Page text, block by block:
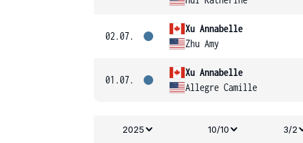
02.07.
Xu Annabelle
Zhu Amy
01.07.
Xu Annabelle
Allegre Camille
2025 10/10 3/2